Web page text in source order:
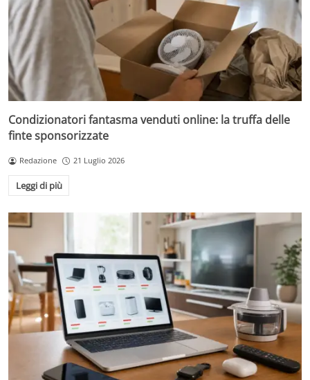
Condizionatori fantasma venduti online: la truffa delle
finte sponsorizzate
Redazione 21 Luglio 2026
Leggi di più